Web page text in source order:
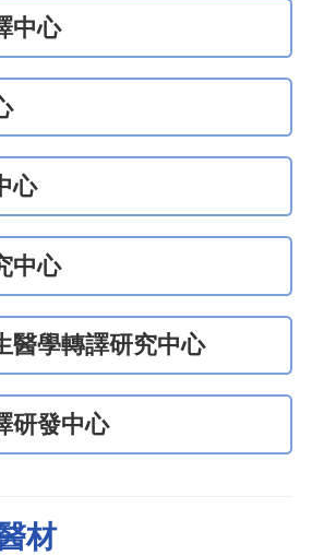
中心
心
中心
醫學轉譯研究中心
研發中心
材